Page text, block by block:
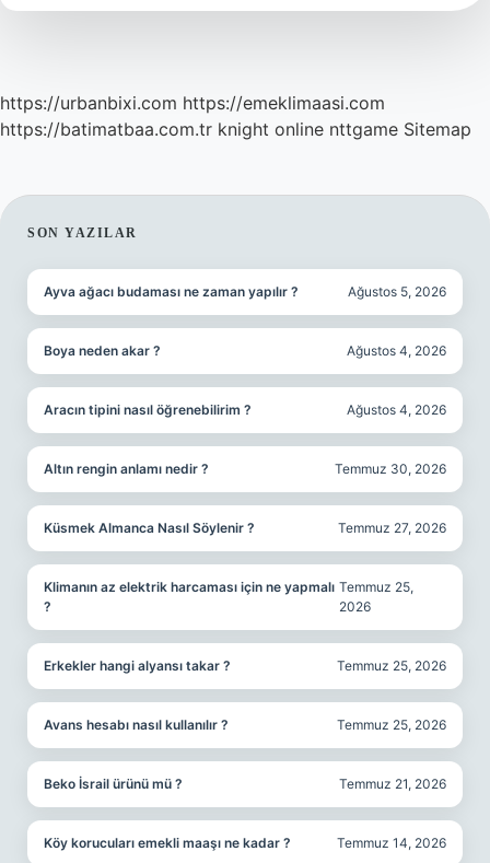
Mi
https://urbanbixi.com https://emeklimaasi.com
https://batimatbaa.com.tr knight online nttgame Sitemap
SIDEBAR
SON YAZILAR
Ayva ağacı budaması ne zaman yapılır ? Ağustos 5, 2026
Boya neden akar ? Ağustos 4, 2026
Aracın tipini nasıl öğrenebilirim ? Ağustos 4, 2026
Altın rengin anlamı nedir ? Temmuz 30, 2026
Küsmek Almanca Nasıl Söylenir ? Temmuz 27, 2026
Klimanın az elektrik harcaması için ne yapmalı
?
Temmuz 25,
2026
Erkekler hangi alyansı takar ? Temmuz 25, 2026
Avans hesabı nasıl kullanılır ? Temmuz 25, 2026
Beko İsrail ürünü mü ? Temmuz 21, 2026
Köy korucuları emekli maaşı ne kadar ? Temmuz 14, 2026